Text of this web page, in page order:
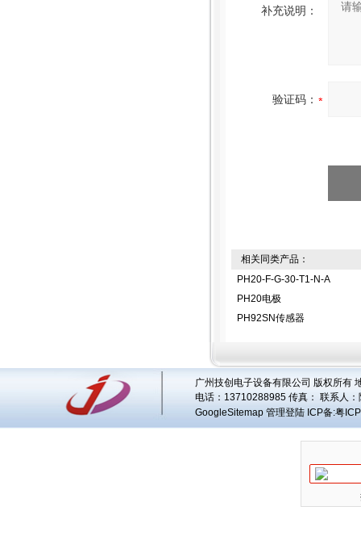
补充说明：
验证码：
相关同类产品：
PH20-F-G-30-T1-N-A
PH20电极
PH92SN传感器
广州技创电子设备有限公司 版权所有
电话：13710288985 传真： 联系人：
GoogleSitemap 管理登陆 ICP备:粤